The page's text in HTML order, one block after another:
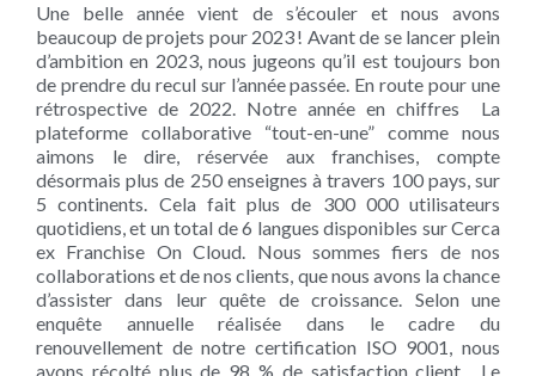
Une belle année vient de s’écouler et nous avons
beaucoup de projets pour 2023 ! Avant de se lancer plein
d’ambition en 2023, nous jugeons qu’il est toujours bon
de prendre du recul sur l’année passée. En route pour une
rétrospective de 2022. Notre année en chiffres La
plateforme collaborative “tout-en-une” comme nous
aimons le dire, réservée aux franchises, compte
désormais plus de 250 enseignes à travers 100 pays, sur
5 continents. Cela fait plus de 300 000 utilisateurs
quotidiens, et un total de 6 langues disponibles sur Cerca
ex Franchise On Cloud. Nous sommes fiers de nos
collaborations et de nos clients, que nous avons la chance
d’assister dans leur quête de croissance. Selon une
enquête annuelle réalisée dans le cadre du
renouvellement de notre certification ISO 9001, nous
avons récolté plus de 98 % de satisfaction client. Le